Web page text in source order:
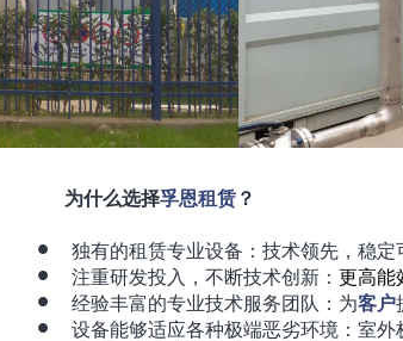
为什么选择孚恩租赁 ？
独有的租赁专业设备：技术领先，稳定
注重研发投入，不断技术创新： 更高能
经验丰富的专业技术服务团队：为客户
设备能够适应各种极端恶劣环境：室